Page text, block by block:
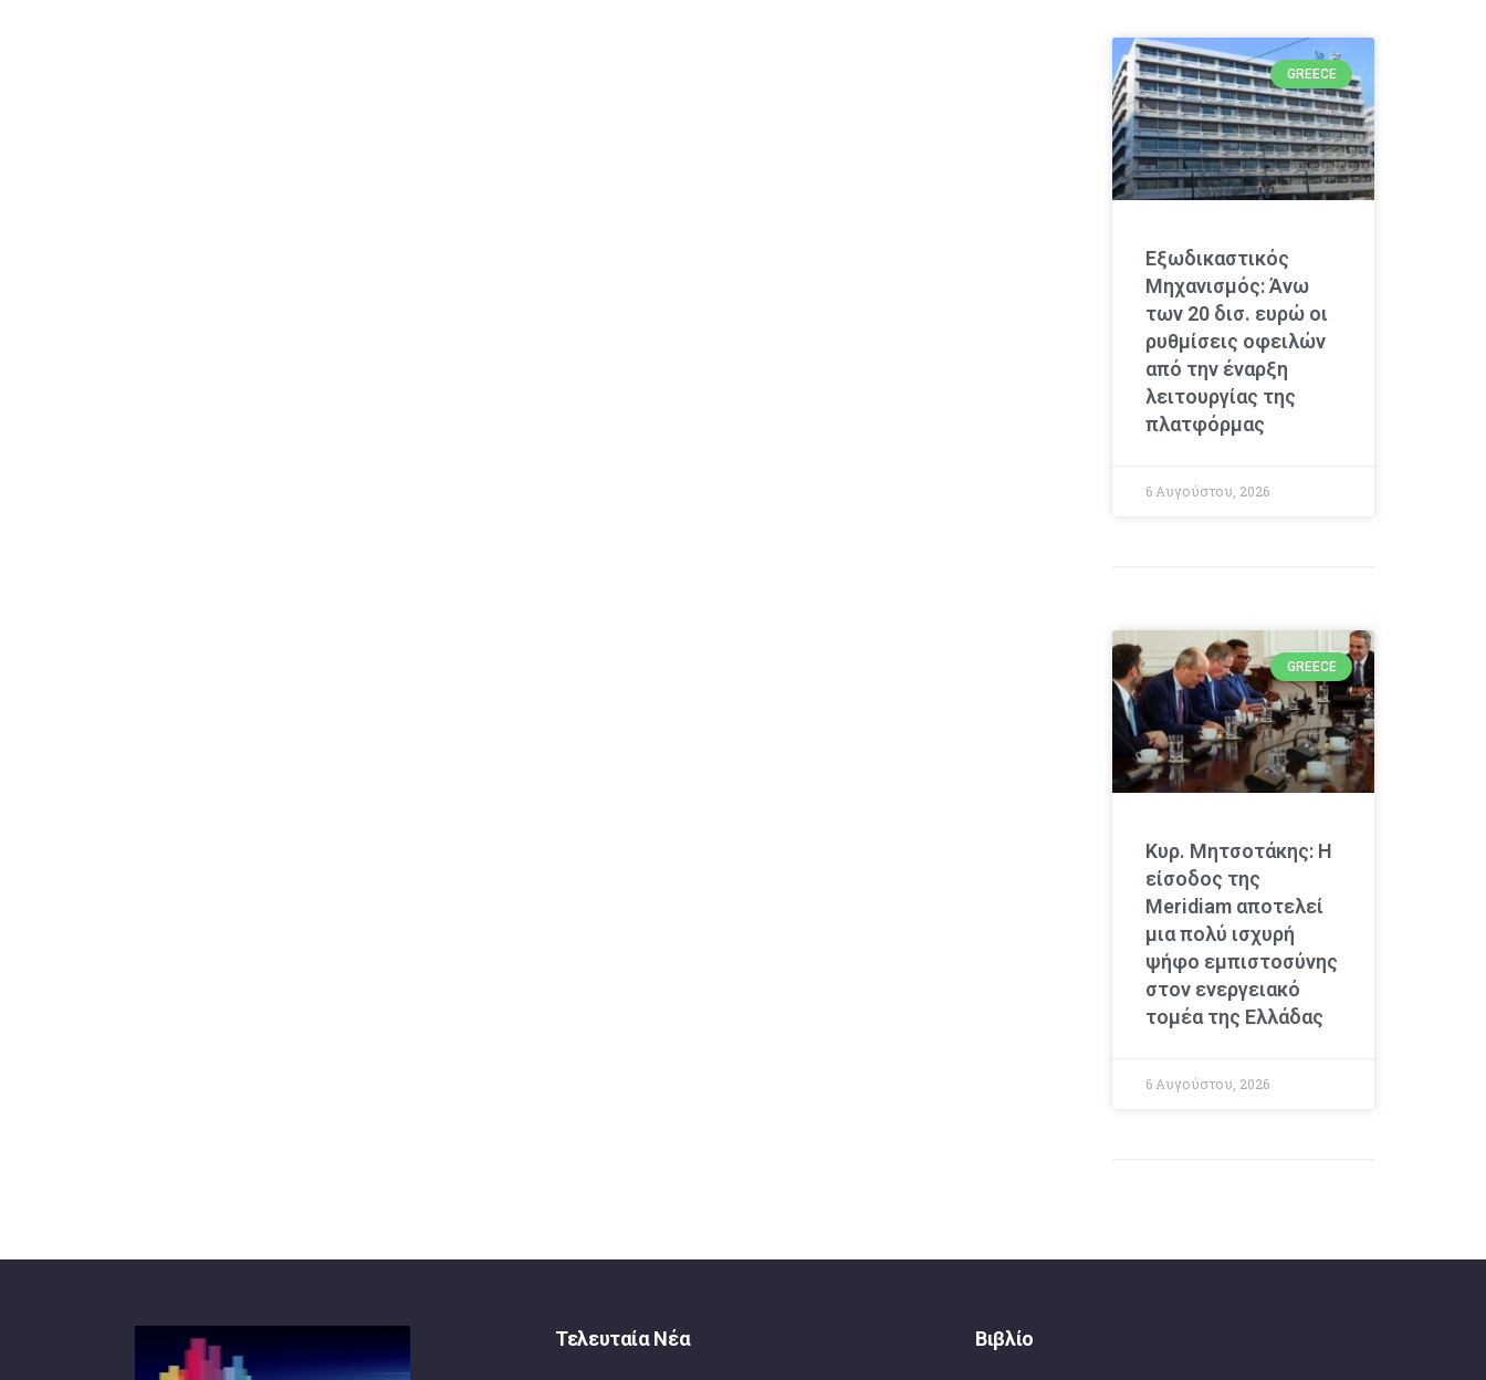
GREECE
Εξωδικαστικός
Μηχανισμός: Άνω
των 20 δισ. ευρώ οι
ρυθμίσεις οφειλών
από την έναρξη
λειτουργίας της
πλατφόρμας
6 Αυγούστου, 2026
GREECE
Κυρ. Μητσοτάκης: Η
είσοδος της
Meridiam αποτελεί
μια πολύ ισχυρή
ψήφο εμπιστοσύνης
στον ενεργειακό
τομέα της Ελλάδας
6 Αυγούστου, 2026
Τελευταία Νέα Βιβλίο